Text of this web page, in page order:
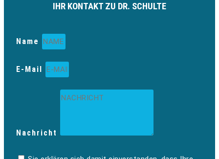
IHR KONTAKT ZU DR. SCHULTE
Name
E-Mail
Nachricht